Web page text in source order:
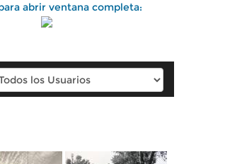
abrir ventana completa: